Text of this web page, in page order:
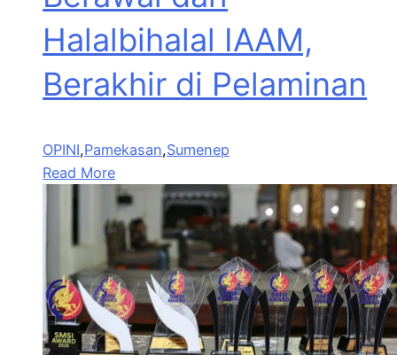
Halalbihalal IAAM,
Berakhir di Pelaminan
OPINI,Pamekasan,Sumenep
Read More